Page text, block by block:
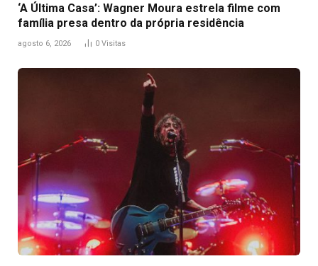
‘A Última Casa’: Wagner Moura estrela filme com
família presa dentro da própria residência
agosto 6, 2026 0 Visitas